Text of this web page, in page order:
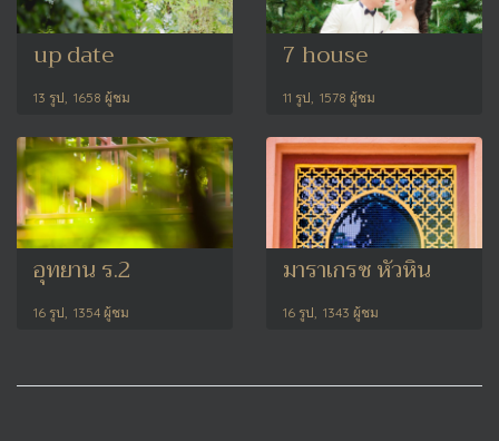
up date
13 รูป, 1658 ผู้ชม
7 house
11 รูป, 1578 ผู้ชม
อุทยาน ร.2
16 รูป, 1354 ผู้ชม
มาราเกรซ หัวหิน
16 รูป, 1343 ผู้ชม